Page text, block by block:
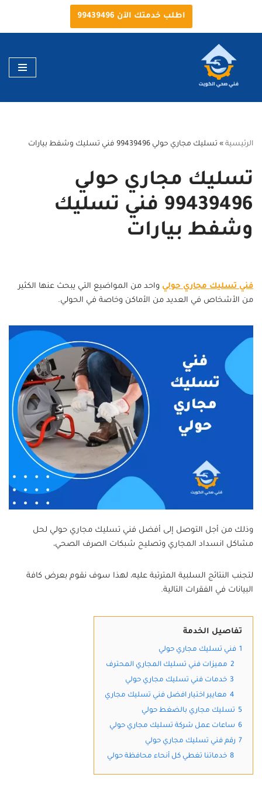
تخطى
المحتوى
اطلب خدمتك الآن 99439496
الرئيسية » تسليك مجاري حولي 99439496 فني تسليك وشفط بيارات
تسليك مجاري حولي
99439496 فني تسليك
وشفط بيارات
فني تسليك مجاري حولي واحد من المواضيع التي يبحث عنها الكثير
من الأشخاص في العديد من الأماكن وخاصة في الحولي.
وذلك من أجل التوصل إلى أفضل فني تسليك مجاري حولي لحل
مشاكل انسداد المجاري وتصليح شبكات الصرف الصحي،
لتجنب النتائج السلبية المترتبة عليه، لهذا سوف نقوم بعرض كافة
البيانات في الفقرات التالية.
تفاصيل الخدمة
1 فني تسليك مجاري حولي
2 مميزات فني تسليك المجاري المحترف
3 خدمات فني تسليك مجاري حولي
4 معايير اختيار افضل فني تسليك مجاري
5 تسليك مجاري بالضغط حولي
6 ساعات عمل شركة تسليك مجاري حولي
7 رقم فني تسليك مجاري حولي
8 خدماتنا تغطي كل أنحاء محافظة حولي